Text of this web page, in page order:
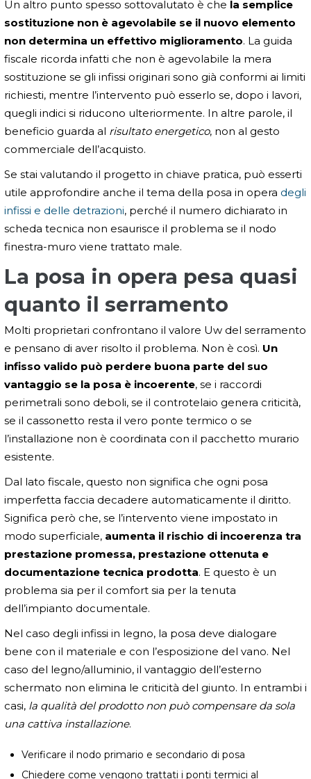
Un altro punto spesso sottovalutato è che la semplice
sostituzione non è agevolabile se il nuovo elemento
non determina un effettivo miglioramento. La guida
fiscale ricorda infatti che non è agevolabile la mera
sostituzione se gli infissi originari sono già conformi ai limiti
richiesti, mentre l’intervento può esserlo se, dopo i lavori,
quegli indici si riducono ulteriormente. In altre parole, il
beneficio guarda al risultato energetico, non al gesto
commerciale dell’acquisto.
Se stai valutando il progetto in chiave pratica, può esserti
utile approfondire anche il tema della posa in opera degli
infissi e delle detrazioni, perché il numero dichiarato in
scheda tecnica non esaurisce il problema se il nodo
finestra-muro viene trattato male.
La posa in opera pesa quasi
quanto il serramento
Molti proprietari confrontano il valore Uw del serramento
e pensano di aver risolto il problema. Non è così. Un
infisso valido può perdere buona parte del suo
vantaggio se la posa è incoerente, se i raccordi
perimetrali sono deboli, se il controtelaio genera criticità,
se il cassonetto resta il vero ponte termico o se
l’installazione non è coordinata con il pacchetto murario
esistente.
Dal lato fiscale, questo non significa che ogni posa
imperfetta faccia decadere automaticamente il diritto.
Significa però che, se l’intervento viene impostato in
modo superficiale, aumenta il rischio di incoerenza tra
prestazione promessa, prestazione ottenuta e
documentazione tecnica prodotta. E questo è un
problema sia per il comfort sia per la tenuta
dell’impianto documentale.
Nel caso degli infissi in legno, la posa deve dialogare
bene con il materiale e con l’esposizione del vano. Nel
caso del legno/alluminio, il vantaggio dell’esterno
schermato non elimina le criticità del giunto. In entrambi i
casi, la qualità del prodotto non può compensare da sola
una cattiva installazione.
Verificare il nodo primario e secondario di posa
Chiedere come vengono trattati i ponti termici al